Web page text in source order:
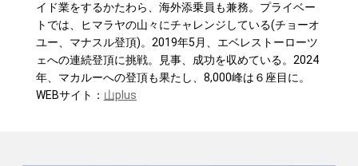
イド業をするかたわら、海外添乗員も兼務。プライベー
トでは、ヒマラヤの山々にチャレンジしている(チョーオ
ユー、マナスル登頂)。2019年5月、エベレストーローツ
ェへの連続登頂に挑戦。見事、成功を収めている。2024
年、マカルーへの登頂も果たし、8,000峰は６座目に。
WEBサイト： 山plus